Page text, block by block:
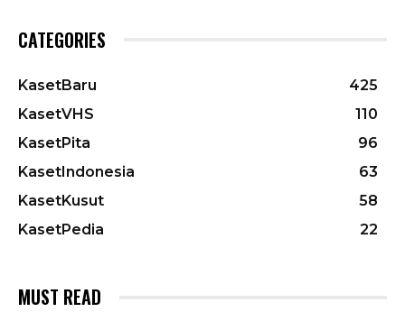
CATEGORIES
KasetBaru
425
KasetVHS
110
KasetPita
96
KasetIndonesia
63
KasetKusut
58
KasetPedia
22
MUST READ